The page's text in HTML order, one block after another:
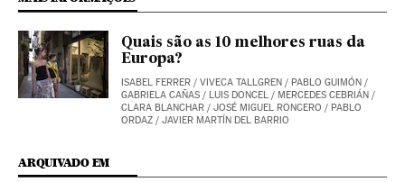
Quais são as 10 melhores ruas da
Europa?
ISABEL FERRER / VIVECA TALLGREN / PABLO GUIMÓN /
GABRIELA CAÑAS / LUIS DONCEL / MERCEDES CEBRIÁN /
CLARA BLANCHAR / JOSÉ MIGUEL RONCERO / PABLO
ORDAZ / JAVIER MARTÍN DEL BARRIO
ARQUIVADO EM